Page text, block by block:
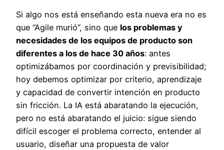
Si algo nos está enseñando esta nueva era no es
que “Agile murió”, sino que los problemas y
necesidades de los equipos de producto son
diferentes a los de hace 30 años: antes
optimizábamos por coordinación y previsibilidad;
hoy debemos optimizar por criterio, aprendizaje
y capacidad de convertir intención en producto
sin fricción. La IA está abaratando la ejecución,
pero no está abaratando el juicio: sigue siendo
difícil escoger el problema correcto, entender al
usuario, diseñar una propuesta de valor